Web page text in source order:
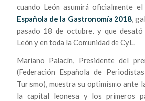
cuando León asumirá oficialmente
Española de la Gastronomía 2018 ,
pasado 18 de octubre, y que desató
León y en toda la Comunidad de CyL.
Mariano Palacín, Presidente del
(Federación Española de
Turismo), muestra su optimismo ante
la capital leonesa y los primeros